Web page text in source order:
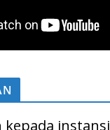
instansi